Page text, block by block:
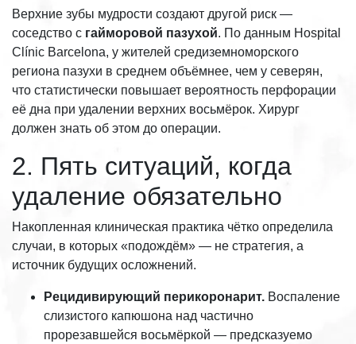
Верхние зубы мудрости создают другой риск —
соседство с гайморовой пазухой. По данным Hospital
Clínic Barcelona, у жителей средиземноморского
региона пазухи в среднем объёмнее, чем у северян,
что статистически повышает вероятность перфорации
её дна при удалении верхних восьмёрок. Хирург
должен знать об этом до операции.
2. Пять ситуаций, когда
удаление обязательно
Накопленная клиническая практика чётко определила
случаи, в которых «подождём» — не стратегия, а
источник будущих осложнений.
Рецидивирующий перикоронарит. Воспаление
слизистого капюшона над частично
прорезавшейся восьмёркой — предсказуемо